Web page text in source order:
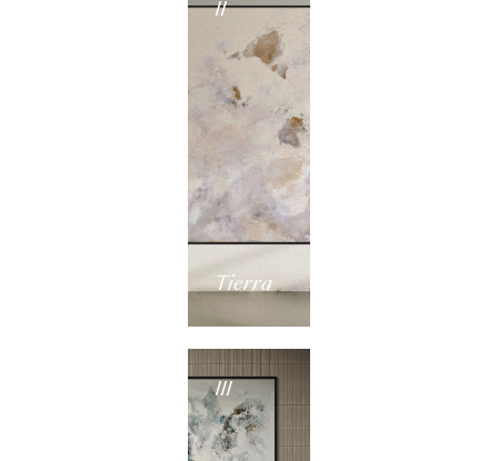
II
Tierra
III